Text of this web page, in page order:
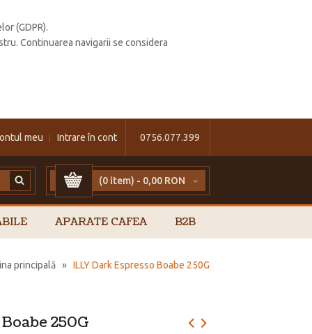
(GDPR).
Continuarea navigarii se considera
0756.077.399
meu Intrare în cont
(0 item) - 0,00 RON
APARATE CAFEA B2B
principală » ILLY Dark Espresso Boabe 250G
250G